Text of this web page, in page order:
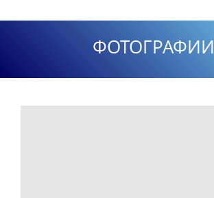
ФОТОГРАФИИ